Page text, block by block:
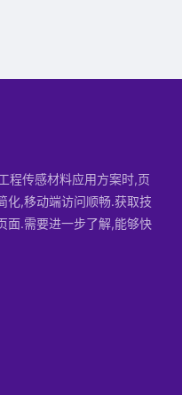
程传感材料应用方案时,页
化,移动端访问顺畅.获取技
面.需要进一步了解,能够快